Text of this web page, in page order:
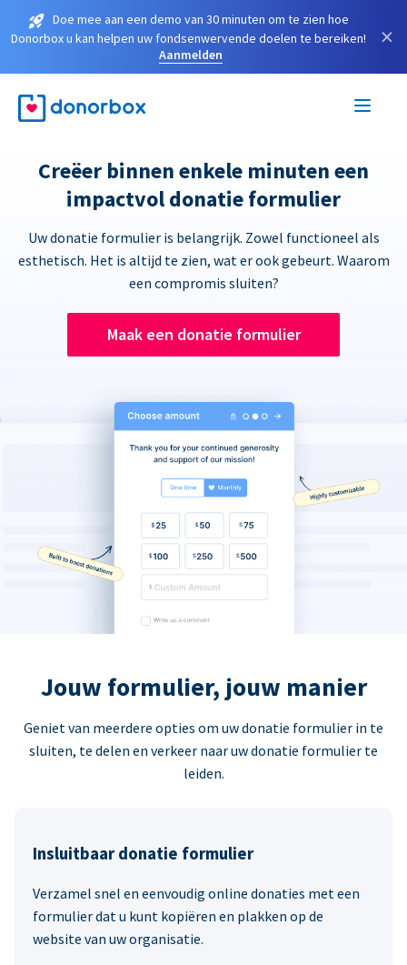
Doe mee aan een demo van 30 minuten om te zien hoe
Donorbox u kan helpen uw fondsenwervende doelen te bereiken!
Aanmelden
×
Creëer binnen enkele minuten een
impactvol donatie formulier
Uw donatie formulier is belangrijk. Zowel functioneel als
esthetisch. Het is altijd te zien, wat er ook gebeurt. Waarom
een compromis sluiten?
Maak een donatie formulier
Jouw formulier, jouw manier
Geniet van meerdere opties om uw donatie formulier in te
sluiten, te delen en verkeer naar uw donatie formulier te
leiden.
Insluitbaar donatie formulier
Verzamel snel en eenvoudig online donaties met een
formulier dat u kunt kopiëren en plakken op de
website van uw organisatie.